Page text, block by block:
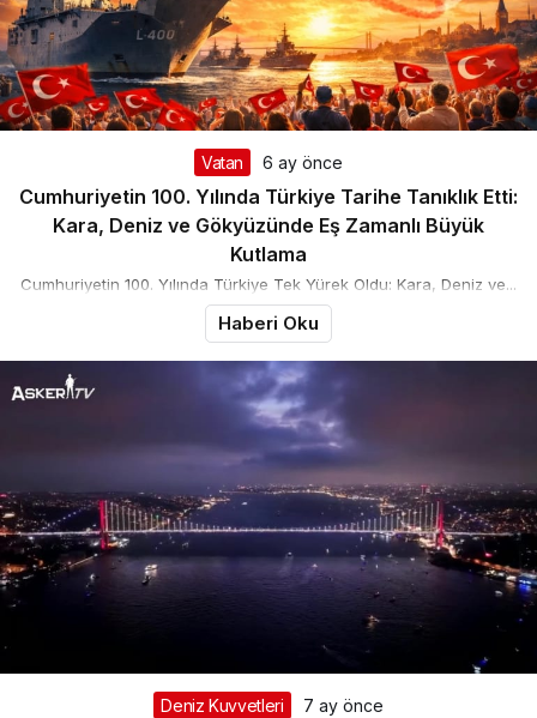
Vatan 6 ay önce
Cumhuriyetin 100. Yılında Türkiye Tarihe Tanıklık Etti:
Kara, Deniz ve Gökyüzünde Eş Zamanlı Büyük
Kutlama
Cumhuriyetin 100. Yılında Türkiye Tek Yürek Oldu: Kara, Deniz ve...
Haberi Oku
Deniz Kuvvetleri 7 ay önce